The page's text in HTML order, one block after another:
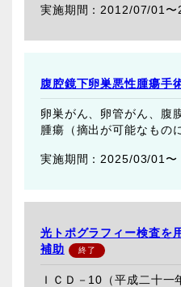
2012/07/01〜
腹腔鏡下卵巣悪性腫瘍手
卵巣がん、卵管がん、腹
腫瘍（摘出が可能なもの
2025/03/01〜
光トポグラフィー検査を
補助
ＩＣＤ－10（平成二十